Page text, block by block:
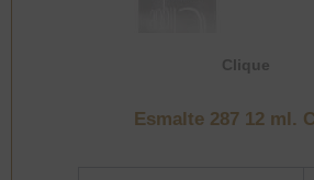
Clique
Esmalte 287 12 ml.